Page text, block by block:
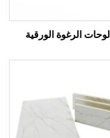
لوحات الرغوة الورقية